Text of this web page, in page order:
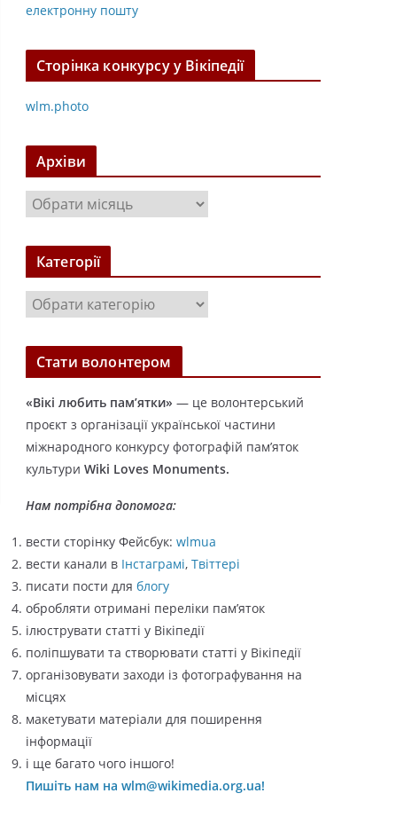
електронну пошту
Сторінка конкурсу у Вікіпедії
wlm.photo
Архіви
р
х
в
Категорії
а
т
о
р
і
ї
Стати волонтером
«Вікі любить пам’ятки» — це волонтерський
проєкт з організації української частини
міжнародного конкурсу фотографій пам’яток
культури Wiki Loves Monuments.
Нам потрібна допомога:
вести сторінку Фейсбук: wlmua
вести канали в Інстаграмі, Твіттері
писати пости для блогу
обробляти отримані переліки пам’яток
ілюструвати статті у Вікіпедії
поліпшувати та створювати статті у Вікіпедії
організовувати заходи із фотографування на
місцях
макетувати матеріали для поширення
інформації
і ще багато чого іншого!
Пишіть нам на wlm@wikimedia.org.ua!